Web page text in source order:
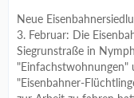
Neue
3. Februar: Die
Siegrunstraße in
"Eisenbahner-